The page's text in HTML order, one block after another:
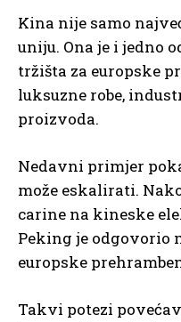
Kina nije samo
uniju. Ona je i jedno
tržišta za europske
luksuzne robe,
proizvoda.
Nedavni primjer
može eskalirati.
carine na kineske
Peking je odgovorio
europske
Takvi potezi